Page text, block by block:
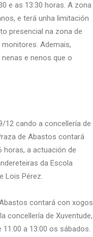
e as 13:30 horas. A zona
e terá unha limitación
presencial na zona de
Ademais,
e nenos que o
12 cando a concellería de
de Abastos contará
horas, a actuación de
da Escola
Lois Pérez.
contará con xogos
concellería de Xuventude,
11:00 a 13:00 os sábados.